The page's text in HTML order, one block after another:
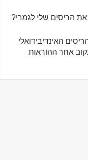
הריסים שלי לגמרי?
האינדיבידואלי
אחר ההוראות